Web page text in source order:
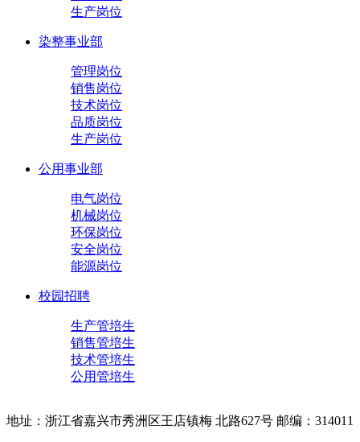
生产岗位
染整事业部
管理岗位
销售岗位
技术岗位
品质岗位
生产岗位
公用事业部
电气岗位
机械岗位
环保岗位
安全岗位
能源岗位
校园招聘
生产管培生
销售管培生
技术管培生
公用管培生
地址：浙江省嘉兴市秀洲区王店镇梅 北路627号 邮编：314011